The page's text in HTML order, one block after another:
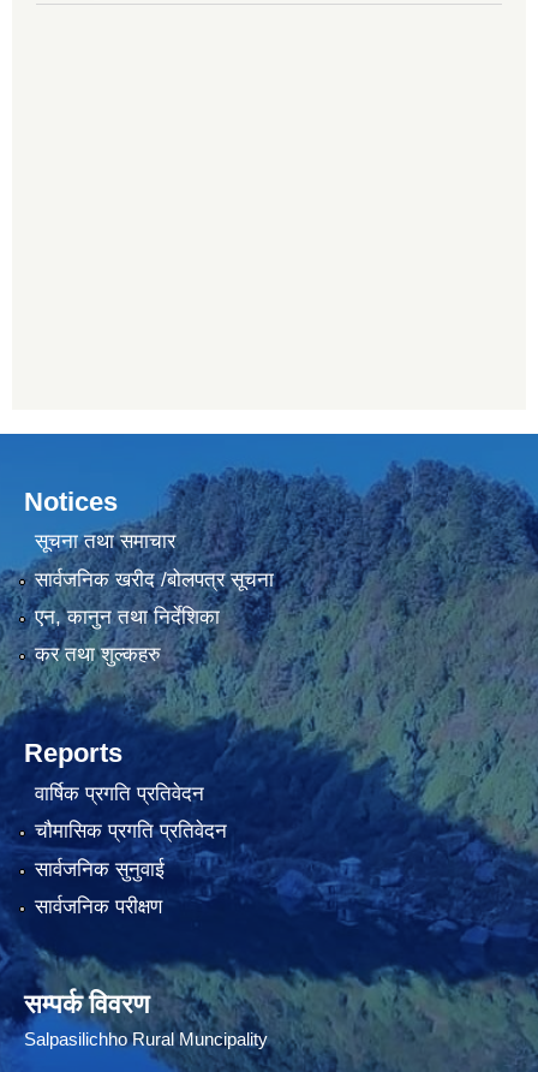
Notices
सूचना तथा समाचार
सार्वजनिक खरीद /बोलपत्र सूचना
एन, कानुन तथा निर्देशिका
कर तथा शुल्कहरु
Reports
वार्षिक प्रगति प्रतिवेदन
चौमासिक प्रगति प्रतिवेदन
सार्वजनिक सुनुवाई
सार्वजनिक परीक्षण
सम्पर्क विवरण
Salpasilichho Rural Muncipality